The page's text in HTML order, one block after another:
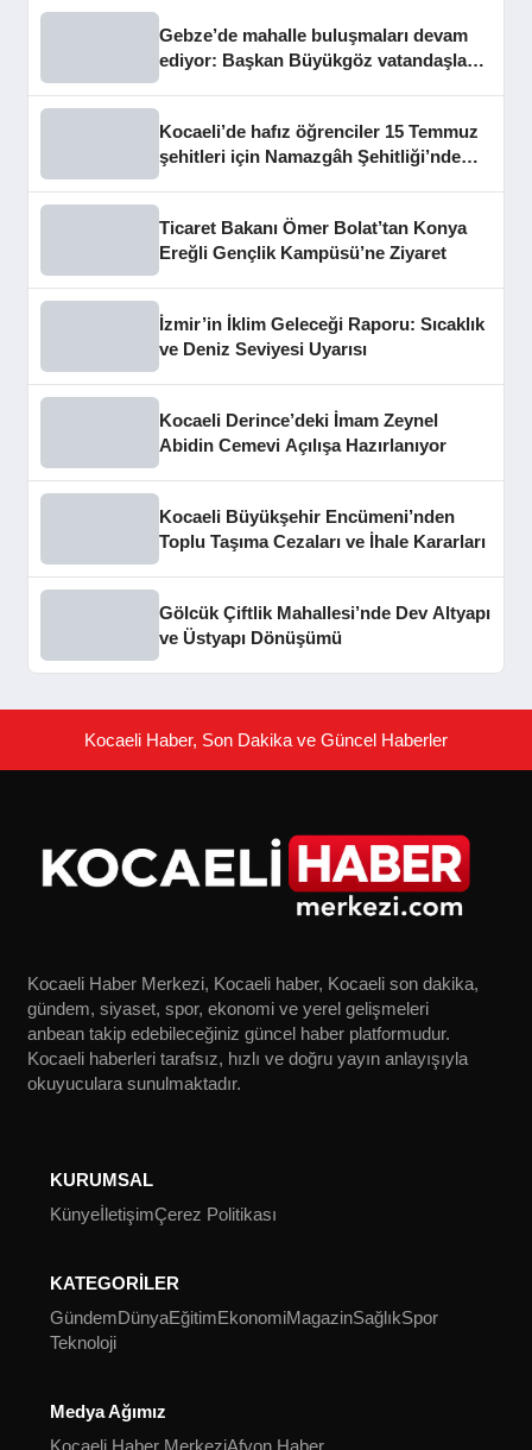
Gebze’de mahalle buluşmaları devam
ediyor: Başkan Büyükgöz vatandaşları
Kocaeli’de hafız öğrenciler 15 Temmuz
şehitleri için Namazgâh Şehitliği’nde
Ticaret Bakanı Ömer Bolat’tan Konya
Ereğli Gençlik Kampüsü’ne Ziyaret
İzmir’in İklim Geleceği Raporu: Sıcaklık
ve Deniz Seviyesi Uyarısı
Kocaeli Derince’deki İmam Zeynel
Abidin Cemevi Açılışa Hazırlanıyor
Kocaeli Büyükşehir Encümeni’nden
Toplu Taşıma Cezaları ve İhale Kararları
Gölcük Çiftlik Mahallesi’nde Dev Altyapı
ve Üstyapı Dönüşümü
Kocaeli Haber, Son Dakika ve Güncel Haberler
Kocaeli Haber Merkezi, Kocaeli haber, Kocaeli son dakika,
gündem, siyaset, spor, ekonomi ve yerel gelişmeleri
anbean takip edebileceğiniz güncel haber platformudur.
Kocaeli haberleri tarafsız, hızlı ve doğru yayın anlayışıyla
okuyuculara sunulmaktadır.
KURUMSAL
KünyeİletişimÇerez Politikası
KATEGORİLER
GündemDünyaEğitimEkonomiMagazinSağlıkSpor
Teknoloji
Medya Ağımız
Kocaeli Haber MerkeziAfyon Haber